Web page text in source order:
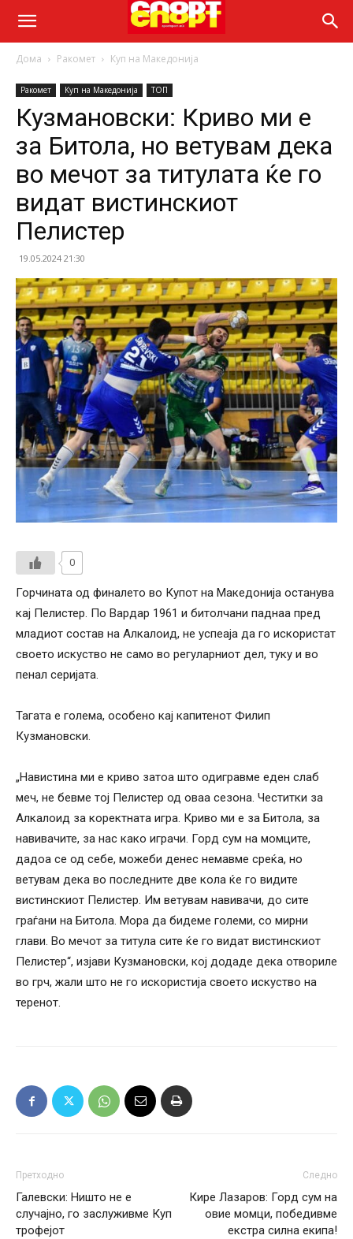
Дома Ракомет Куп на Македонија
Ракомет Куп на Македонија ТОП
Кузмановски: Криво ми е
за Битола, но ветувам дека
во мечот за титулата ќе го
видат вистинскиот
Пелистер
19.05.2024 21:30
0
Горчината од финалето во Купот на Македонија останува
кај Пелистер. По Вардар 1961 и битолчани паднаа пред
младиот состав на Алкалоид, не успеаја да го искористат
своето искуство не само во регуларниот дел, туку и во
пенал серијата.
Тагата е голема, особено кај капитенот Филип
Кузмановски.
„Навистина ми е криво затоа што одигравме еден слаб
меч, не бевме тој Пелистер од оваа сезона. Честитки за
Алкалоид за коректната игра. Криво ми е за Битола, за
навивачите, за нас како играчи. Горд сум на момците,
дадоа се од себе, можеби денес немавме среќа, но
ветувам дека во последните две кола ќе го видите
вистинскиот Пелистер. Им ветувам навивачи, до сите
граѓани на Битола. Мора да бидеме големи, со мирни
глави. Во мечот за титула сите ќе го видат вистинскиот
Пелистер“, изјави Кузмановски, кој додаде дека отвориле
во грч, жали што не го искористија своето искуство на
теренот.
Претходно
Галевски: Ништо не е
случајно, го заслуживме Куп
трофејот
Следно
Кире Лазаров: Горд сум на
овие момци, победивме
екстра силна екипа!